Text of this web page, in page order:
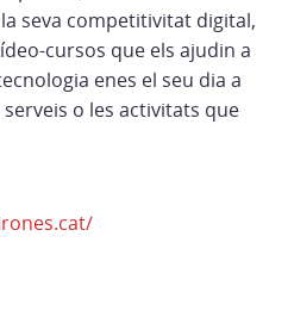
seva competitivitat digital,
cursos que els ajudin a
enes el seu dia a
o les activitats que